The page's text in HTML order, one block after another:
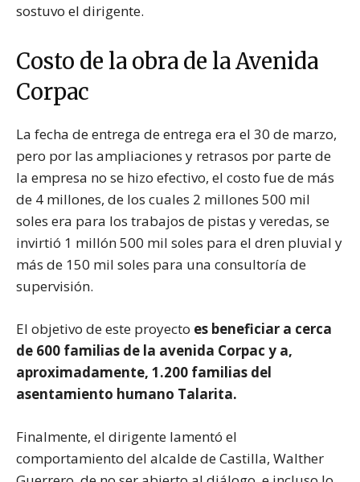
sostuvo el dirigente.
Costo de la obra de la Avenida
Corpac
La fecha de entrega de entrega era el 30 de marzo,
pero por las ampliaciones y retrasos por parte de
la empresa no se hizo efectivo, el costo fue de más
de 4 millones, de los cuales 2 millones 500 mil
soles era para los trabajos de pistas y veredas, se
invirtió 1 millón 500 mil soles para el dren pluvial y
más de 150 mil soles para una consultoría de
supervisión.
El objetivo de este proyecto es beneficiar a cerca
de 600 familias de la avenida Corpac y a,
aproximadamente, 1.200 familias del
asentamiento humano Talarita.
Finalmente, el dirigente lamentó el
comportamiento del alcalde de Castilla, Walther